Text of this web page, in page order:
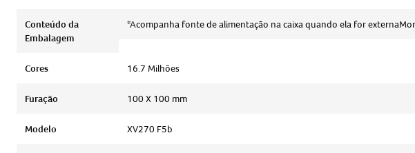
Conteúdo da
Embalagem
*Acompanha fonte de alimentação na caixa quando ela for
Cores 16.7 Milhões
Furação 100 X 100 mm
Modelo XV270 F5b